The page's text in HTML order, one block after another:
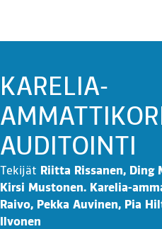
KARELIA-
AUDITOINTI
Tekijät Riitta Rissanen, Ding
Kirsi Mustonen. Karelia-
Raivo, Pekka Auvinen, Pia
Ilvonen